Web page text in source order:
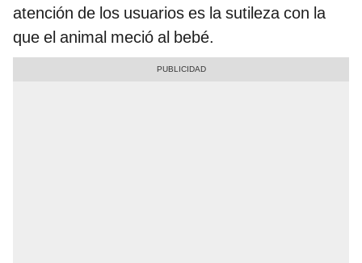
atención de los usuarios es la sutileza con la
que el animal meció al bebé.